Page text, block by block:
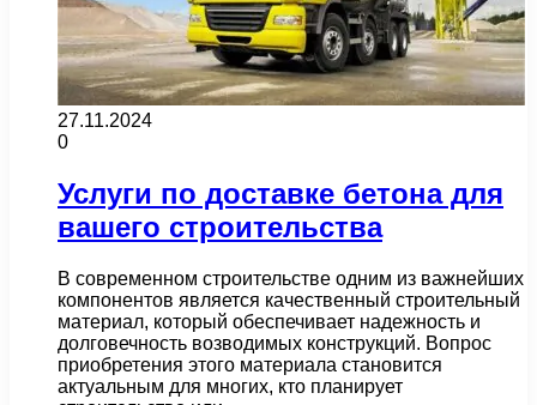
27.11.2024
0
Услуги по доставке бетона для
вашего строительства
В современном строительстве одним из важнейших
компонентов является качественный строительный
материал, который обеспечивает надежность и
долговечность возводимых конструкций. Вопрос
приобретения этого материала становится
актуальным для многих, кто планирует